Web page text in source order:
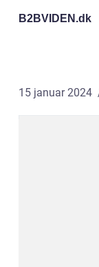
B2BVIDEN.dk
15 januar 2024